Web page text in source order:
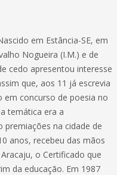
em Estância-SE, em
Nogueira (I.M.) e de
cedo apresentou interesse
que, aos 11 já escrevia
concurso de poesia no
temática era a
premiações na cidade de
anos, recebeu das mãos
o Certificado que
da educação. Em 1987